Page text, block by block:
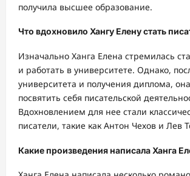
получила высшее образование.
Что вдохновило Хангу Елену стать
Изначально Ханга Елена стремилась
и работать в университете. Однако,
университета и получения диплома,
посвятить себя писательской
Вдохновлением для нее стали
писатели, такие как Антон Чехов и Лев
Какие произведения написала Ханга